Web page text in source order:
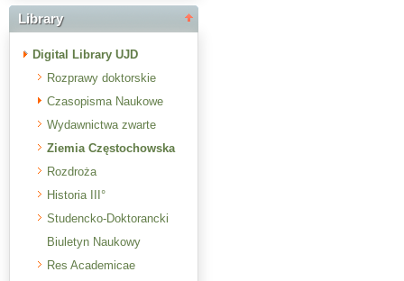
Library
Digital Library UJD
Rozprawy doktorskie
Czasopisma Naukowe
Wydawnictwa zwarte
Ziemia Częstochowska
Rozdroża
Historia III°
Studencko-Doktorancki
Biuletyn Naukowy
Res Academicae